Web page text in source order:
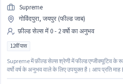
Supreme
गोविंदपुरा, जयपुर (फील्ड जाब)
फ़ील्ड सेल्स में 0 - 2 वर्षो का अनुभव
12वीं पास
Supreme में फ़ील्ड सेल्स श्रेणी में फील्ड एग्जीक्यूटिव
वर्षो वर्ष के अनुभव वाले के लिए उपयुक्त है। आप प्रति